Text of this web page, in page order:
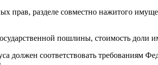
прав, разделе совместно нажитого
пошлины, стоимость
должен соответствовать требованиям